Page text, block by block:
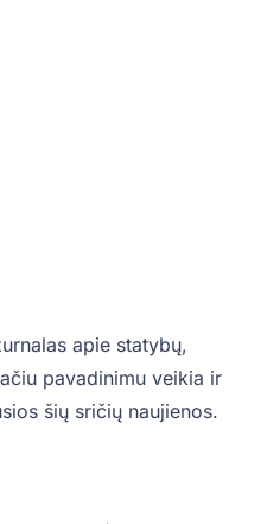
apie statybų,
pavadinimu veikia ir
šių sričių naujienos.